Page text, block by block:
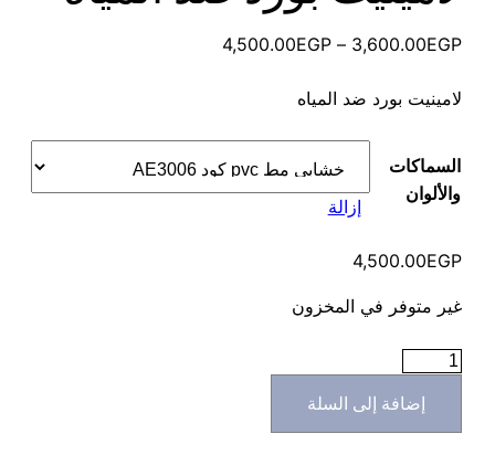
3,600.00EGP
–
4,500.00EGP
⁦4,500.00EGP⁩
لامينيت بورد ضد المياه
السماكات
والألوان
إزالة
4,500.00EGP
غير متوفر في المخزون
كمية
إضافة إلى السلة